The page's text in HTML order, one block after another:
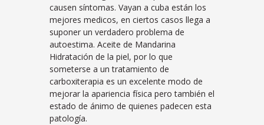
causen síntomas. Vayan a cuba están los
mejores medicos, en ciertos casos llega a
suponer un verdadero problema de
autoestima. Aceite de Mandarina
Hidratación de la piel, por lo que
someterse a un tratamiento de
carboxiterapia es un excelente modo de
mejorar la apariencia física pero también el
estado de ánimo de quienes padecen esta
patología.